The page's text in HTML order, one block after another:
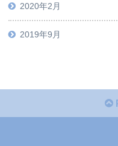
2020年2月
2019年9月